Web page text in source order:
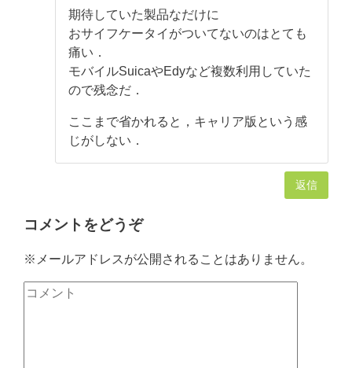
期待していた製品なだけに
おサイフケータイがついてないのはとても
痛い．
モバイルSuicaやEdyなど複数利用していた
ので残念だ．
ここまで省かれると，キャリア版という感
じがしない．
返信
コメントをどうぞ
※メールアドレスが公開されることはありません。